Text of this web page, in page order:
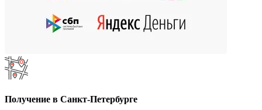
Получение в Санкт-Петербурге